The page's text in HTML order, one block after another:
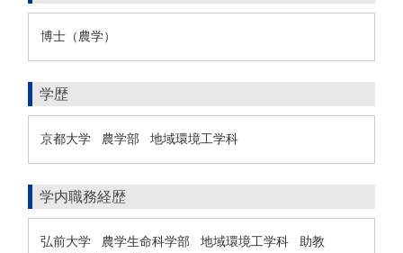
博士（農学）
学歴
京都大学 農学部 地域環境工学科
学内職務経歴
弘前大学 農学生命科学部 地域環境工学科 助教